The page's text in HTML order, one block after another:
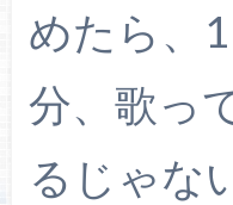
めたら、
分、歌っ
るじゃな